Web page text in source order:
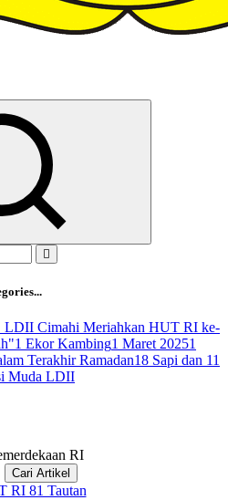
LDII Cimahi Meriahkan HUT RI ke-
1 Ekor Kambing1 Maret 20251
Terakhir Ramadan18 Sapi dan 11
Muda LDII
RI
Cari Artikel